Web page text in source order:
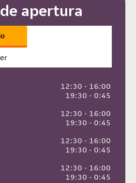
apertura
12:30 - 16:00
19:30 - 0:45
12:30 - 16:00
19:30 - 0:45
12:30 - 16:00
19:30 - 0:45
12:30 - 16:00
19:30 - 0:45